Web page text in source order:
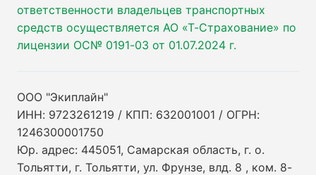
ответственности владельцев транспортных
средств осуществляется АО «Т-Страхование» по
лицензии ОС№ 0191-03 от 01.07.2024 г.
ООО "Экиплайн"
ИНН: 9723261219 / КПП: 632001001 / ОГРН:
1246300001750
Юр. адрес: 445051, Самарская область, г. о.
Тольятти, г. Тольятти, ул. Фрунзе, влд. 8 , ком. 8-